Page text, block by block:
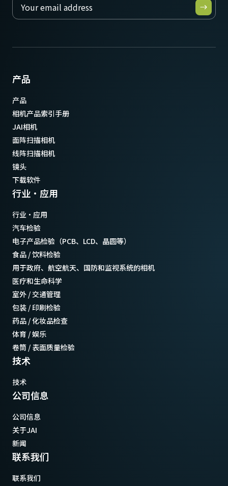
产品
产品
相机产品索引手册
JAI相机
面阵扫描相机
线阵扫描相机
镜头
下载软件
行业·应用
行业·应用
汽车检验
电子产品检验（PCB、LCD、晶圆等）
食品 / 饮料检验
用于政府、航空航天、国防和监视系统的相机
医疗和生命科学
室外 / 交通管理
包装 / 印刷检验
药品 / 化妆品检查
体育 / 娱乐
卷筒 / 表面质量检验
技术
技术
公司信息
公司信息
关于JAI
新闻
联系我们
联系我们